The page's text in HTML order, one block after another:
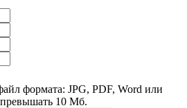
формата: JPG, PDF, Word или
10 Мб.